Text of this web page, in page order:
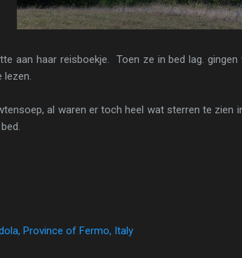
aan haar reisboekje. Toen ze in bed lag.
al waren er toch heel wat sterren te zien
Province of Fermo, Italy